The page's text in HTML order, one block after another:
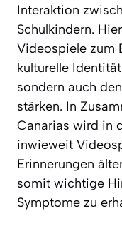
Interaktion
Schulkindern.
Videospiele zum
kulturelle
sondern auch
stärken. In
Canarias wird in
inwieweit
Erinnerungen
somit wichtige
Symptome zu